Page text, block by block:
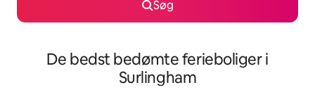
Søg
De bedst bedømte ferieboliger i
Surlingham